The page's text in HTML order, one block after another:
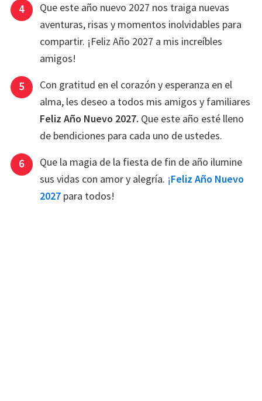
Que este año nuevo 2027 nos traiga nuevas
aventuras, risas y momentos inolvidables para
compartir. ¡Feliz Año 2027 a mis increíbles
amigos!
Con gratitud en el corazón y esperanza en el
alma, les deseo a todos mis amigos y familiares
Feliz Año Nuevo 2027. Que este año esté lleno
de bendiciones para cada uno de ustedes.
Que la magia de la fiesta de fin de año ilumine
sus vidas con amor y alegría. ¡Feliz Año Nuevo
2027 para todos!